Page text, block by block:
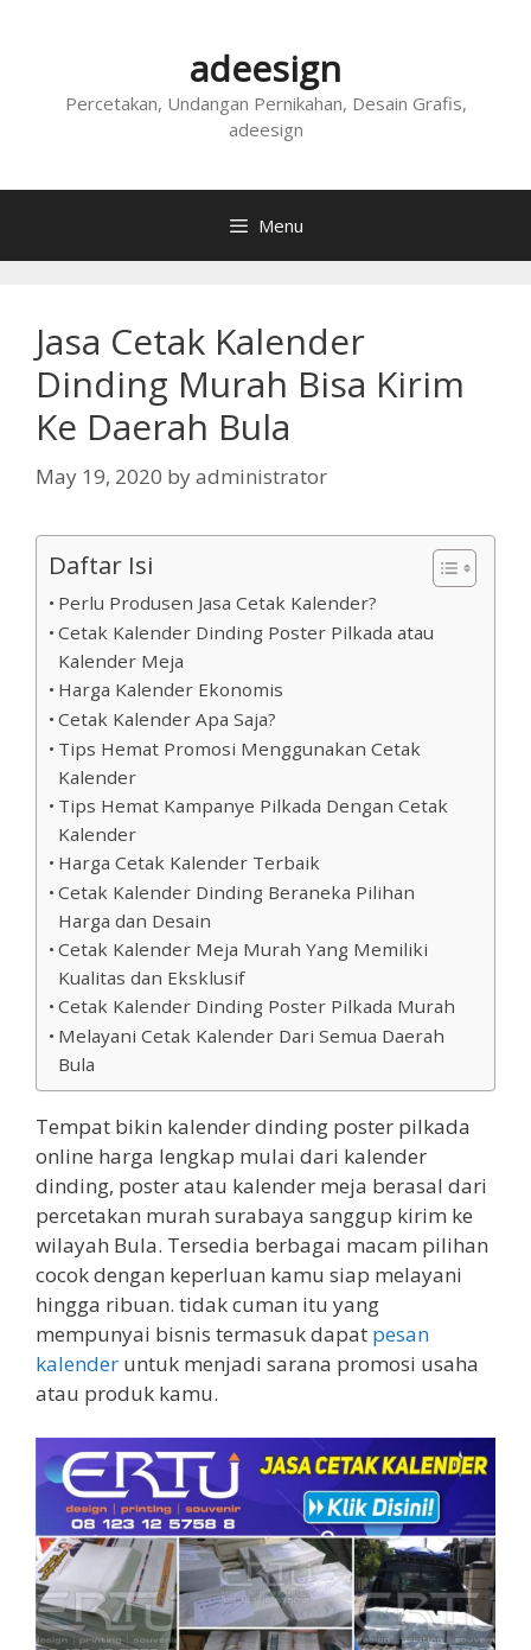
adeesign
Percetakan, Undangan Pernikahan, Desain Grafis,
adeesign
Menu
Jasa Cetak Kalender
Dinding Murah Bisa Kirim
Ke Daerah Bula
May 19, 2020 byadministrator
Daftar Isi
Perlu Produsen Jasa Cetak Kalender?
Cetak Kalender Dinding Poster Pilkada atau
Kalender Meja
Harga Kalender Ekonomis
Cetak Kalender Apa Saja?
Tips Hemat Promosi Menggunakan Cetak
Kalender
Tips Hemat Kampanye Pilkada Dengan Cetak
Kalender
Harga Cetak Kalender Terbaik
Cetak Kalender Dinding Beraneka Pilihan
Harga dan Desain
Cetak Kalender Meja Murah Yang Memiliki
Kualitas dan Eksklusif
Cetak Kalender Dinding Poster Pilkada Murah
Melayani Cetak Kalender Dari Semua Daerah
Bula
Tempat bikin kalender dinding poster pilkada
online harga lengkap mulai dari kalender
dinding, poster atau kalender meja berasal dari
percetakan murah surabaya sanggup kirim ke
wilayah Bula. Tersedia berbagai macam pilihan
cocok dengan keperluan kamu siap melayani
hingga ribuan. tidak cuman itu yang
mempunyai bisnis termasuk dapat pesan
kalender untuk menjadi sarana promosi usaha
atau produk kamu.